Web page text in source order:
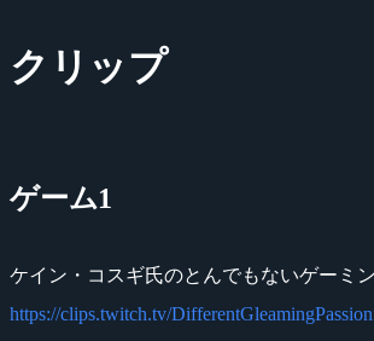
クリップ
ゲーム1
ケイン・コスギ氏のとんでもないゲーミ
https://clips.twitch.tv/